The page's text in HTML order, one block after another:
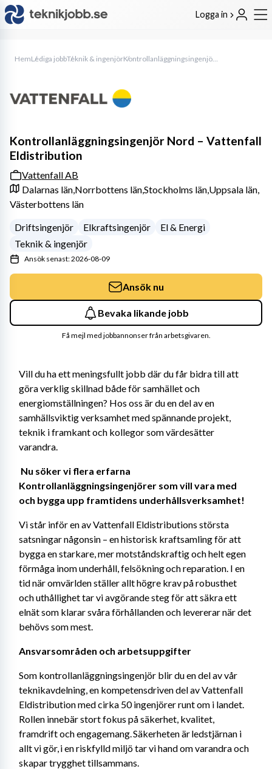
Logga in
HemLediga jobbTeknik & ingenjör Kontrollanläggningsingenjör Nord – Vattenfall Eldistribution
Vill du ha ett meningsfullt jobb där du får bidra till att
göra verklig skillnad både för samhället och
energiomställningen? Hos oss är du en del av en
samhällsviktig verksamhet med spännande projekt,
teknik i framkant och kollegor som värdesätter
varandra.
Nu söker vi flera erfarna
Kontrollanläggningsingenjörer som vill vara med
och bygga upp framtidens underhållsverksamhet!
Vi står inför en av Vattenfall Eldistributions största
satsningar någonsin – en historisk kraftsamling för att
bygga en starkare, mer motståndskraftig och helt egen
förmåga inom underhåll, felsökning och reparation. I en
tid när omvärlden ställer allt högre krav på robusthet
och uthållighet tar vi avgörande steg för att säkra ett
elnät som klarar svåra förhållanden och levererar när det
behövs som mest.
Ansvarsområden och arbetsuppgifter
Som kontrollanläggningsingenjör blir du en del av vår
teknikavdelning, en kompetensdriven del av Vattenfall
Eldistribution med cirka 50 ingenjörer runt om i landet.
Rollen innebär stort fokus på säkerhet, kvalitet,
framdrift och engagemang. Säkerheten är ledstjärnan i
allt vi gör, i en riskfylld miljö tar vi hand om varandra och
skapar trygghet tillsammans.
Kontrollanläggningsingenjör Nord – Vattenfall
Eldistribution
Vattenfall AB
Dalarnas län,Norrbottens län,Stockholms län,Uppsala län,
Västerbottens län
Driftsingenjör
Elkraftsingenjör
El & Energi
Teknik & ingenjör
Ansök senast: 2026-08-09
Ansök nu
Bevaka likande jobb
Få mejl med jobbannonser från arbetsgivaren.